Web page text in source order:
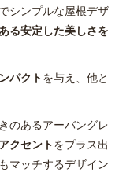
シンプルな屋根デザ
る安定した美しさを
パクトを与え、他と
のあるアーバングレ
クセントをプラス出
マッチするデザイン